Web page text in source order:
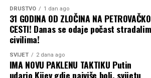
DRUŠTVO 1 dan ago
31 GODINA OD ZLOČINA NA
CESTI! Danas se odaje počast stradalim
civilima!
SVIJET 2 dana ago
IMA NOVU PAKLENU TAKTIKU Putin
udario Kijev gdje najviše boli, svijetu